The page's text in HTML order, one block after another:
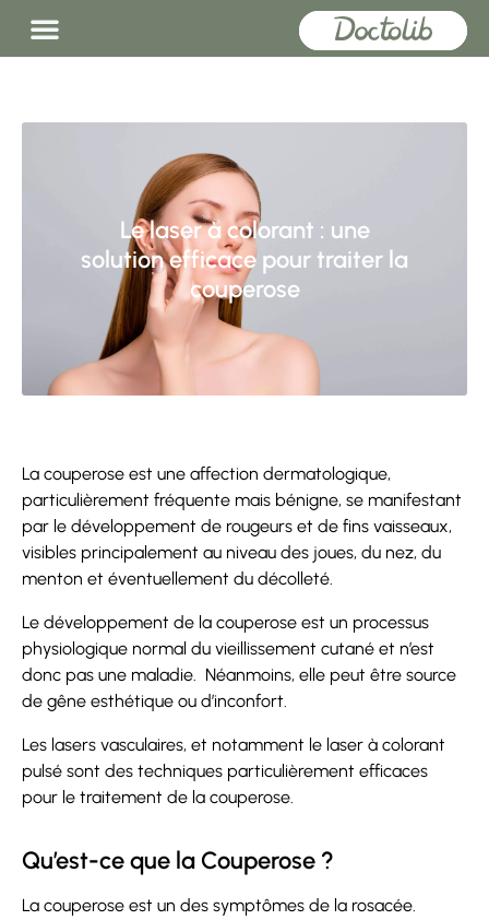
Le laser à colorant : une
solution efficace pour traiter la
couperose
La couperose est une affection dermatologique,
particulièrement fréquente mais bénigne, se manifestant
par le développement de rougeurs et de fins vaisseaux,
visibles principalement au niveau des joues, du nez, du
menton et éventuellement du décolleté.
Le développement de la couperose est un processus
physiologique normal du vieillissement cutané et n’est
donc pas une maladie. Néanmoins, elle peut être source
de gêne esthétique ou d’inconfort.
Les lasers vasculaires, et notamment le laser à colorant
pulsé sont des techniques particulièrement efficaces
pour le traitement de la couperose.
Qu’est-ce que la Couperose ?
La couperose est un des symptômes de la rosacée.